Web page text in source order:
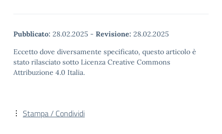
Pubblicato: 28.02.2025 - Revisione: 28.02.2025
Eccetto dove diversamente specificato, questo articolo è
stato rilasciato sotto Licenza Creative Commons
Attribuzione 4.0 Italia.
Stampa / Condividi